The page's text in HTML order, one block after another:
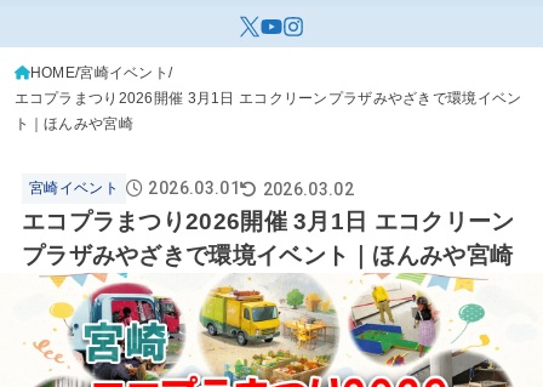
HOME 宮崎イベント
エコプラまつり2026開催 3月1日 エコクリーンプラザみやざきで環境イベン
ト｜ほんみや宮崎
宮崎イベント 2026.03.01 2026.03.02
エコプラまつり2026開催 3月1日 エコクリーン
プラザみやざきで環境イベント｜ほんみや宮崎